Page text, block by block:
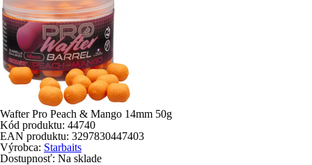
Wafter Pro Peach & Mango 14mm 50g
Kód produktu: 44740
EAN produktu: 3297830447403
Výrobca: Starbaits
Dostupnosť: Na sklade